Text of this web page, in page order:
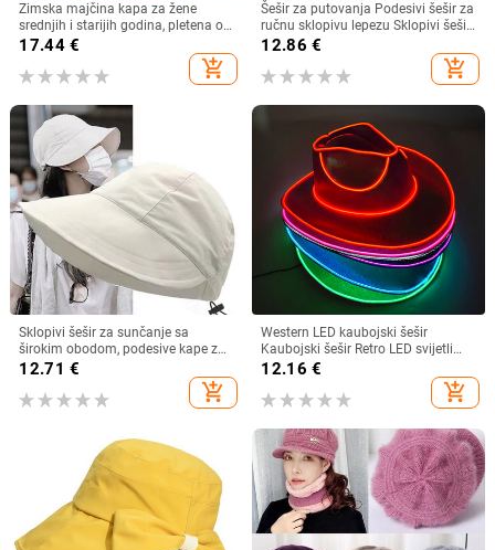
Zimska majčina kapa za žene
srednjih i starijih godina, pletena od
zečjeg krzna, otporna na hladnoću,
topla, vunena kapa plus baršunasta
kapa za umivaonik
17.44€
add_shopping_cart
Šešir za putovanja Podesivi šešir za
ručnu sklopivu lepezu Sklopivi šešir
od bambusa i lepeza Ljetna plaža
12.86 €
add_shopping_cart
Sklopivi šešir za sunčanje sa
širokim obodom, podesive kape za
muškarce, žene, šeširi za plažu,
ljetni brzosušeći viziri, ribarska kapa
12.71 €
add_shopping_cart
Western LED kaubojski šešir
Kaubojski šešir Retro LED svijetli
obod Jazz cilindar Svjetleći
mladenkin šešir Cosplay kostim
Kaubojsko odijelo za žene
12.16 €
add_shopping_cart